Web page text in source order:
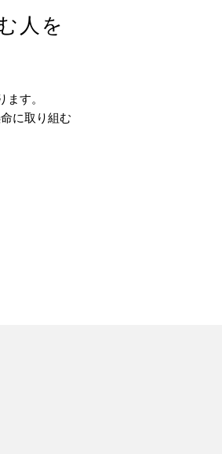
人を
す。
に取り組む